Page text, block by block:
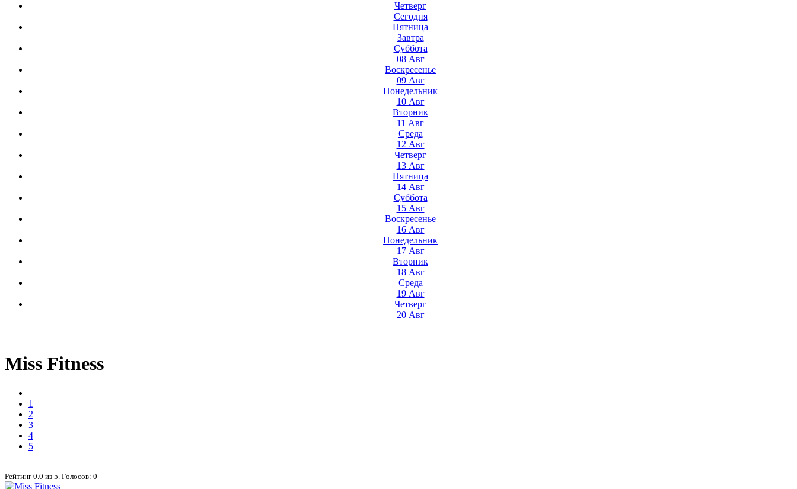
Четверг
Сегодня
Пятница
Завтра
Суббота
08 Авг
Воскресенье
09 Авг
Понедельник
10 Авг
Вторник
11 Авг
Среда
12 Авг
Четверг
13 Авг
Пятница
14 Авг
Суббота
15 Авг
Воскресенье
16 Авг
Понедельник
17 Авг
Вторник
18 Авг
Среда
19 Авг
Четверг
20 Авг
Miss Fitness
1
2
3
4
5
Рейтинг 0.0 из 5 . Голосов: 0